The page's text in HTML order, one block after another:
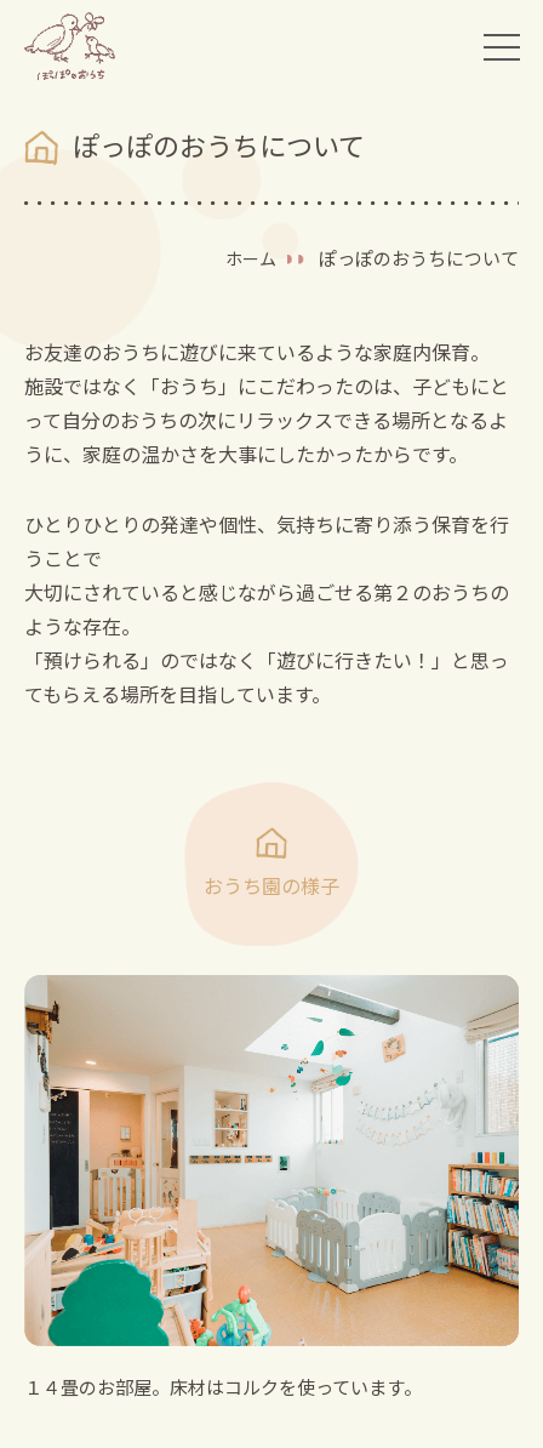
ぽっぽのおうちについて
ホーム ぽっぽのおうちについて
お友達のおうちに遊びに来ているような家庭内保育。
施設ではなく「おうち」にこだわったのは、子どもにと
って自分のおうちの次にリラックスできる場所となるよ
うに、家庭の温かさを大事にしたかったからです。
ひとりひとりの発達や個性、気持ちに寄り添う保育を行
うことで
大切にされていると感じながら過ごせる第２のおうちの
ような存在。
「預けられる」のではなく「遊びに行きたい！」と思っ
てもらえる場所を目指しています。
おうち園の様子
１４畳のお部屋。床材はコルクを使っています。